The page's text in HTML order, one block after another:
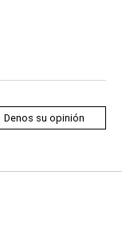
Denos su opinión